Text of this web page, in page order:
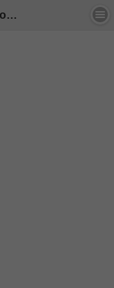
Skrzynia biegów - Forum Mercedes E-Klasa